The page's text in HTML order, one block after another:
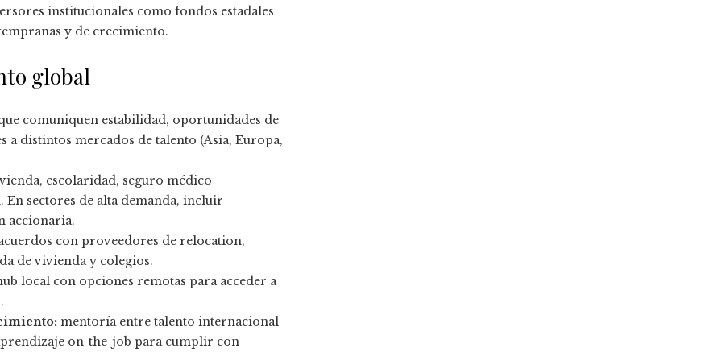
institucionales como fondos estadales
y de crecimiento.
global
comuniquen estabilidad, oportunidades de
distintos mercados de talento (Asia, Europa,
escolaridad, seguro médico
sectores de alta demanda, incluir
accionaria.
con proveedores de relocation,
de vivienda y colegios.
local con opciones remotas para acceder a
mentoría entre talento internacional
on-the-job para cumplir con